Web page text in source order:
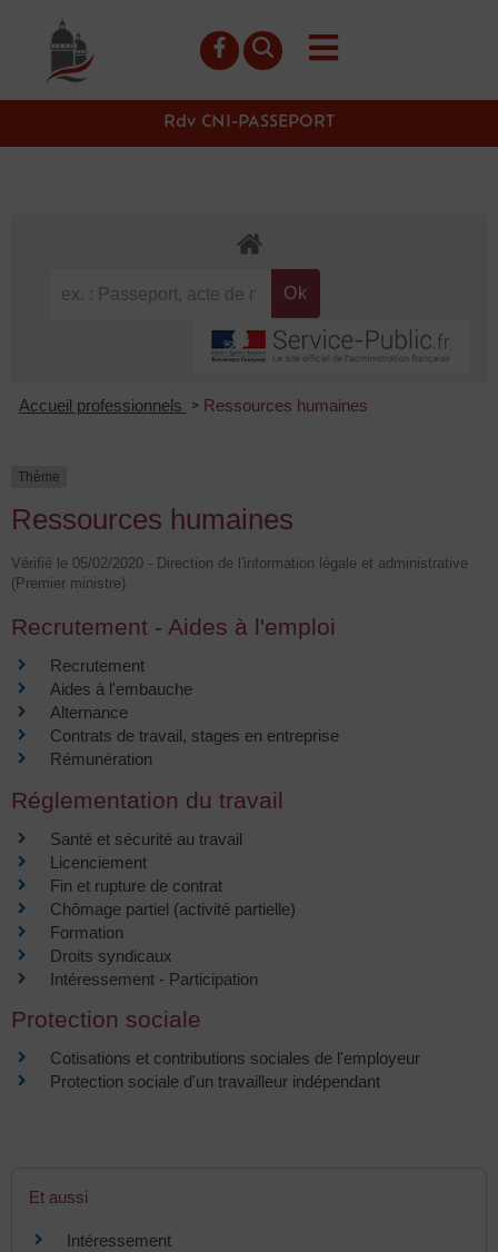
principal
Rdv CNI-PASSEPORT
Accueil professionnels > Ressources humaines
Thème
Ressources humaines
Vérifié le 05/02/2020 - Direction de l'information légale et administrative
(Premier ministre)
Recrutement - Aides à l'emploi
Recrutement
Aides à l'embauche
Alternance
Contrats de travail, stages en entreprise
Rémunération
Réglementation du travail
Santé et sécurité au travail
Licenciement
Fin et rupture de contrat
Chômage partiel (activité partielle)
Formation
Droits syndicaux
Intéressement - Participation
Protection sociale
Cotisations et contributions sociales de l'employeur
Protection sociale d'un travailleur indépendant
Et aussi
Intéressement